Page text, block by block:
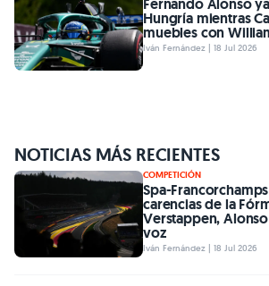
Fernando Alonso
Hungría mientras
muebles con
Iván Fernández | 18 Jul 2026
NOTICIAS MÁS RECIENTES
COMPETICIÓN
Spa-
carencias de la
Verstappen, Alonso
voz
Iván Fernández | 18 Jul 2026